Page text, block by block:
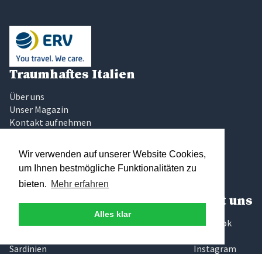
Wir verwenden auf unserer Website Cookies,
um Ihnen bestmögliche Funktionalitäten zu
bieten. Mehr erfahren
Alles klar
Traumhaftes Italien
Über uns
Unser Magazin
Kontakt aufnehmen
Kundenbewertungen
Urlaub bewerten
Sparangebote
Corona in Italien
Beliebte Regionen
Sardinien
Folgt uns
Facebook
Instagram